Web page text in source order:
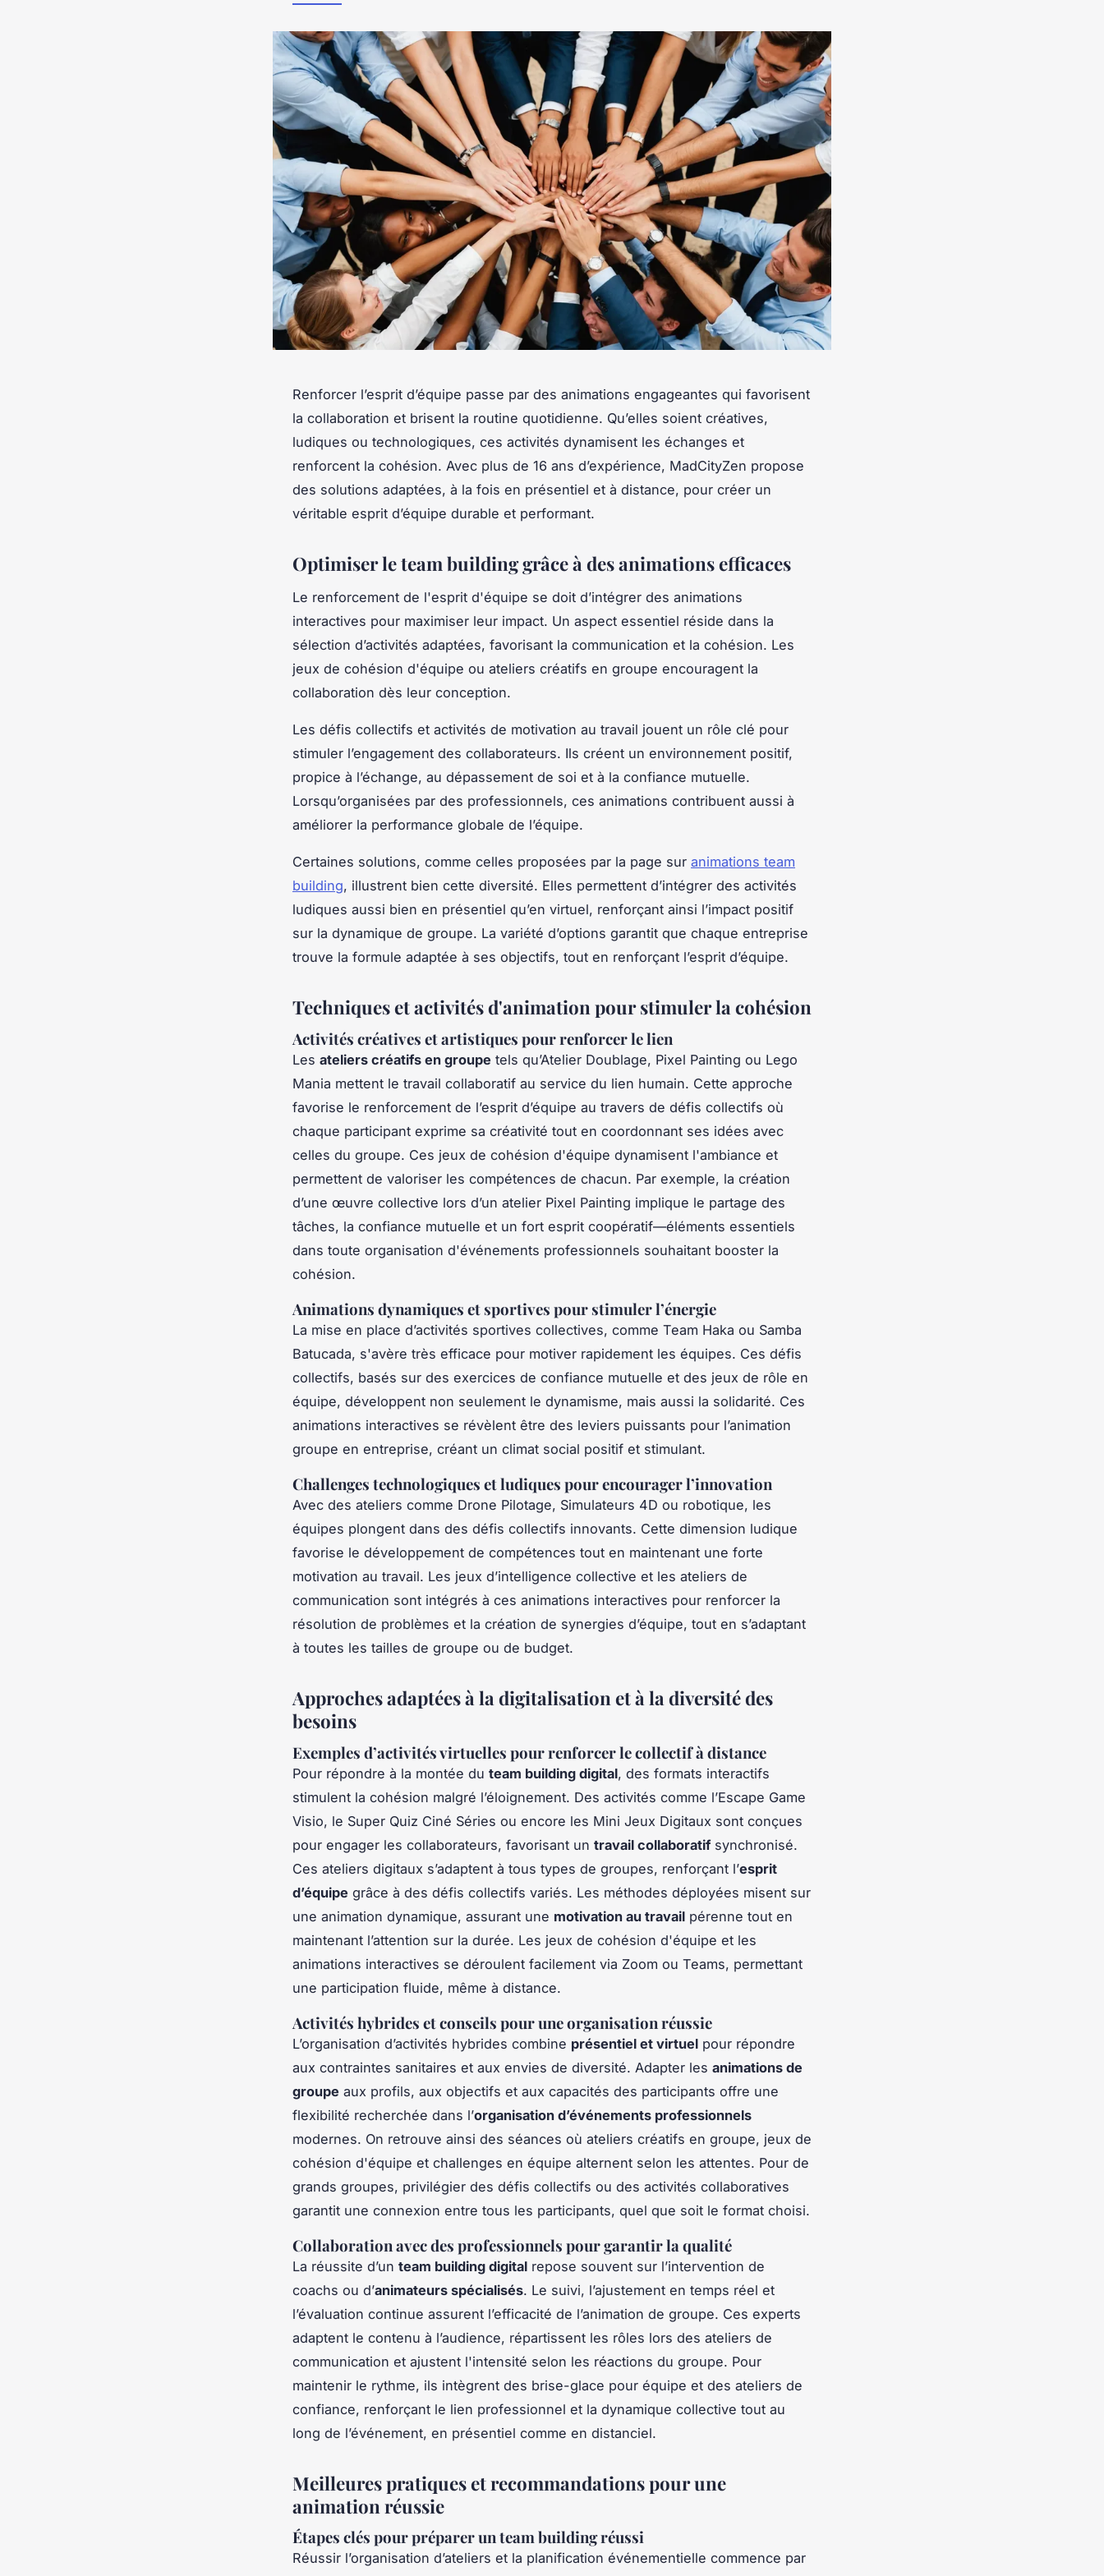
Renforcer l’esprit d’équipe passe par des animations engageantes qui favorisent
la collaboration et brisent la routine quotidienne. Qu’elles soient créatives,
ludiques ou technologiques, ces activités dynamisent les échanges et
renforcent la cohésion. Avec plus de 16 ans d’expérience, MadCityZen propose
des solutions adaptées, à la fois en présentiel et à distance, pour créer un
véritable esprit d’équipe durable et performant.
Optimiser le team building grâce à des animations efficaces
Le renforcement de l'esprit d'équipe se doit d’intégrer des animations
interactives pour maximiser leur impact. Un aspect essentiel réside dans la
sélection d’activités adaptées, favorisant la communication et la cohésion. Les
jeux de cohésion d'équipe ou ateliers créatifs en groupe encouragent la
collaboration dès leur conception.
Les défis collectifs et activités de motivation au travail jouent un rôle clé pour
stimuler l’engagement des collaborateurs. Ils créent un environnement positif,
propice à l’échange, au dépassement de soi et à la confiance mutuelle.
Lorsqu’organisées par des professionnels, ces animations contribuent aussi à
améliorer la performance globale de l’équipe.
Certaines solutions, comme celles proposées par la page sur animations team
building, illustrent bien cette diversité. Elles permettent d’intégrer des activités
ludiques aussi bien en présentiel qu’en virtuel, renforçant ainsi l’impact positif
sur la dynamique de groupe. La variété d’options garantit que chaque entreprise
trouve la formule adaptée à ses objectifs, tout en renforçant l’esprit d’équipe.
Techniques et activités d'animation pour stimuler la cohésion
Activités créatives et artistiques pour renforcer le lien
Les ateliers créatifs en groupe tels qu’Atelier Doublage, Pixel Painting ou Lego
Mania mettent le travail collaboratif au service du lien humain. Cette approche
favorise le renforcement de l’esprit d’équipe au travers de défis collectifs où
chaque participant exprime sa créativité tout en coordonnant ses idées avec
celles du groupe. Ces jeux de cohésion d'équipe dynamisent l'ambiance et
permettent de valoriser les compétences de chacun. Par exemple, la création
d’une œuvre collective lors d’un atelier Pixel Painting implique le partage des
tâches, la confiance mutuelle et un fort esprit coopératif—éléments essentiels
dans toute organisation d'événements professionnels souhaitant booster la
cohésion.
Animations dynamiques et sportives pour stimuler l’énergie
La mise en place d’activités sportives collectives, comme Team Haka ou Samba
Batucada, s'avère très efficace pour motiver rapidement les équipes. Ces défis
collectifs, basés sur des exercices de confiance mutuelle et des jeux de rôle en
équipe, développent non seulement le dynamisme, mais aussi la solidarité. Ces
animations interactives se révèlent être des leviers puissants pour l’animation
groupe en entreprise, créant un climat social positif et stimulant.
Challenges technologiques et ludiques pour encourager l’innovation
Avec des ateliers comme Drone Pilotage, Simulateurs 4D ou robotique, les
équipes plongent dans des défis collectifs innovants. Cette dimension ludique
favorise le développement de compétences tout en maintenant une forte
motivation au travail. Les jeux d’intelligence collective et les ateliers de
communication sont intégrés à ces animations interactives pour renforcer la
résolution de problèmes et la création de synergies d’équipe, tout en s’adaptant
à toutes les tailles de groupe ou de budget.
Approches adaptées à la digitalisation et à la diversité des
besoins
Exemples d’activités virtuelles pour renforcer le collectif à distance
Pour répondre à la montée du team building digital, des formats interactifs
stimulent la cohésion malgré l’éloignement. Des activités comme l’Escape Game
Visio, le Super Quiz Ciné Séries ou encore les Mini Jeux Digitaux sont conçues
pour engager les collaborateurs, favorisant un travail collaboratifsynchronisé.
Ces ateliers digitaux s’adaptent à tous types de groupes, renforçant l’esprit
d’équipe grâce à des défis collectifs variés. Les méthodes déployées misent sur
une animation dynamique, assurant une motivation au travail pérenne tout en
maintenant l’attention sur la durée. Les jeux de cohésion d'équipe et les
animations interactives se déroulent facilement via Zoom ou Teams, permettant
une participation fluide, même à distance.
Activités hybrides et conseils pour une organisation réussie
L’organisation d’activités hybrides combine présentiel et virtuel pour répondre
aux contraintes sanitaires et aux envies de diversité. Adapter les animations de
groupe aux profils, aux objectifs et aux capacités des participants offre une
flexibilité recherchée dans l’organisation d’événements professionnels
modernes. On retrouve ainsi des séances où ateliers créatifs en groupe, jeux de
cohésion d'équipe et challenges en équipe alternent selon les attentes. Pour de
grands groupes, privilégier des défis collectifs ou des activités collaboratives
garantit une connexion entre tous les participants, quel que soit le format choisi.
Collaboration avec des professionnels pour garantir la qualité
La réussite d’un team building digital repose souvent sur l’intervention de
coachs ou d’animateurs spécialisés. Le suivi, l’ajustement en temps réel et
l’évaluation continue assurent l’efficacité de l’animation de groupe. Ces experts
adaptent le contenu à l’audience, répartissent les rôles lors des ateliers de
communication et ajustent l'intensité selon les réactions du groupe. Pour
maintenir le rythme, ils intègrent des brise-glace pour équipe et des ateliers de
confiance, renforçant le lien professionnel et la dynamique collective tout au
long de l’événement, en présentiel comme en distanciel.
Meilleures pratiques et recommandations pour une
animation réussie
Étapes clés pour préparer un team building réussi
Réussir l’organisation d’ateliers et la planification événementielle commence par